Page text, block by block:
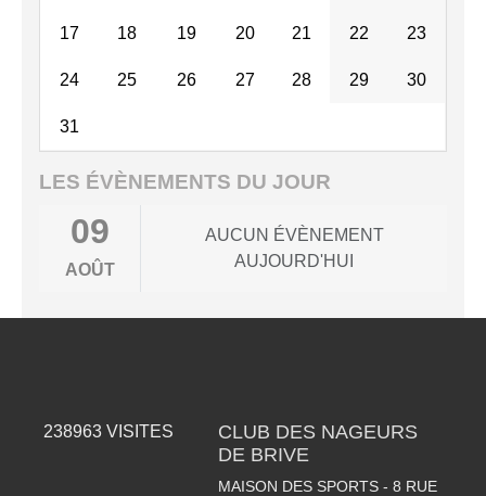
17 18 19 20 21 22 23
24 25 26 27 28 29 30
31
LES ÉVÈNEMENTS DU JOUR
09
AOÛT
AUCUN ÉVÈNEMENT
AUJOURD'HUI
238963 VISITES
CLUB DES NAGEURS
DE BRIVE
MAISON DES SPORTS - 8 RUE